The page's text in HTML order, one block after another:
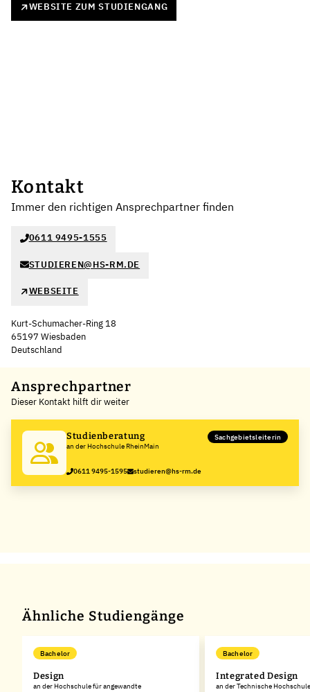
WEBSITE ZUM STUDIENGANG
Kontakt
Immer den richtigen Ansprechpartner finden
0611 9495-1555
STUDIEREN@HS-RM.DE
WEBSEITE
Kurt-Schumacher-Ring 18
65197 Wiesbaden
Deutschland
+
−
Ansprechpartner
Dieser Kontakt hilft dir weiter
Studienberatung
an der Hochschule RheinMain
Sachgebietsleiterin
0611 9495-1595 studieren@hs-rm.de
Ähnliche Studiengänge
Bachelor
Design
an der Hochschule für angewandte
Bachelor
Integrated Design
an der Technische